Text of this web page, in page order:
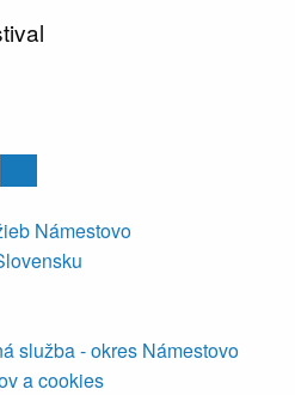
Námestovo
služba - okres Námestovo
a cookies